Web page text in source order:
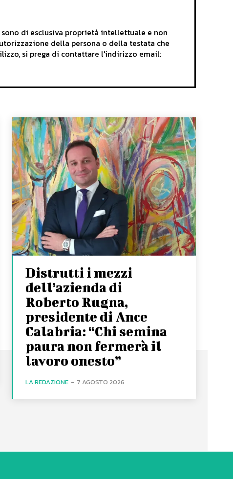
sono di esclusiva proprietà intellettuale e non
della persona o della testata che
si prega di contattare l'indirizzo email:
Distrutti i mezzi
dell’azienda di
Roberto Rugna,
presidente di Ance
Calabria: “Chi semina
paura non fermerà il
lavoro onesto”
LA REDAZIONE - 7 AGOSTO 2026